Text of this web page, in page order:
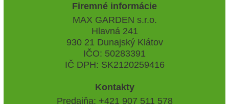
Firemné informácie
MAX GARDEN s.r.o.
Hlavná 241
930 21 Dunajský Klátov
IČO: 50283391
IČ DPH: SK2120259416
Kontakty
Predajňa: +421 907 511 578